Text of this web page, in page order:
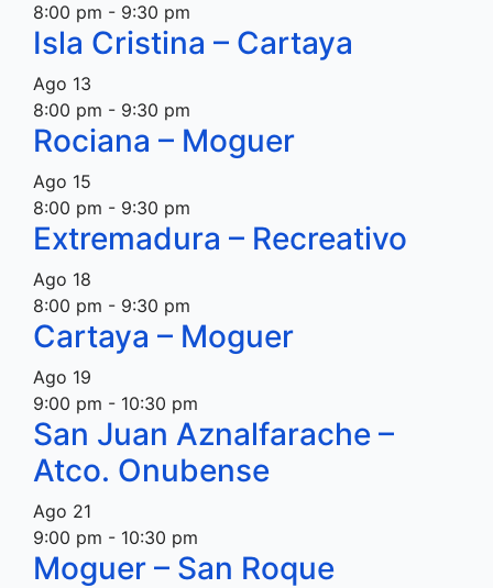
8:00 pm - 9:30 pm
Isla Cristina – Cartaya
Ago 13
8:00 pm - 9:30 pm
Rociana – Moguer
Ago 15
8:00 pm - 9:30 pm
Extremadura – Recreativo
Ago 18
8:00 pm - 9:30 pm
Cartaya – Moguer
Ago 19
9:00 pm - 10:30 pm
San Juan Aznalfarache –
Atco. Onubense
Ago 21
9:00 pm - 10:30 pm
Moguer – San Roque